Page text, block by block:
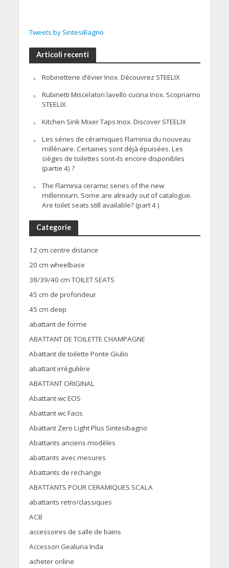
Tweets by SintesiBagno
Articoli recenti
Robinetterie d’évier Inox. Découvrez STEELIX
Rubinetti Miscelatori lavello cucina Inox. Scopriamo
STEELIX
Kitchen Sink Mixer Taps Inox. Discover STEELIX
Les séries de céramiques Flaminia du nouveau
millénaire. Certaines sont déjà épuisées. Les
sièges de toilettes sont-ils encore disponibles
(partie 4) ?
The Flaminia ceramic series of the new
millennium. Some are already out of catalogue.
Are toilet seats still available? (part 4 )
Categorie
12 cm centre distance
20 cm wheelbase
38/39/40 cm TOILET SEATS
45 cm de profondeur
45 cm deep
abattant de forme
ABATTANT DE TOILETTE CHAMPAGNE
Abattant de toilette Ponte Giulio
abattant irrégulière
ABATTANT ORIGINAL
Abattant wc EOS
Abattant wc Facis
Abattant Zero Light Plus Sintesibagno
Abattants anciens modèles
abattants avec mesures
Abattants de rechange
ABATTANTS POUR CERAMIQUES SCALA
abattants retro/classiques
ACB
accessoires de salle de bains
Accessori Gealuna Inda
acheter online